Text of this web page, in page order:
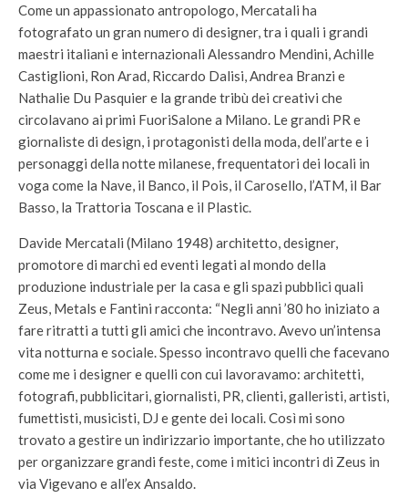
Come un appassionato antropologo, Mercatali ha
fotografato un gran numero di designer, tra i quali i grandi
maestri italiani e internazionali Alessandro Mendini, Achille
Castiglioni, Ron Arad, Riccardo Dalisi, Andrea Branzi e
Nathalie Du Pasquier e la grande tribù dei creativi che
circolavano ai primi FuoriSalone a Milano. Le grandi PR e
giornaliste di design, i protagonisti della moda, dell’arte e i
personaggi della notte milanese, frequentatori dei locali in
voga come la Nave, il Banco, il Pois, il Carosello, l’ATM, il Bar
Basso, la Trattoria Toscana e il Plastic.
Davide Mercatali (Milano 1948) architetto, designer,
promotore di marchi ed eventi legati al mondo della
produzione industriale per la casa e gli spazi pubblici quali
Zeus, Metals e Fantini racconta: “Negli anni ’80 ho iniziato a
fare ritratti a tutti gli amici che incontravo. Avevo un’intensa
vita notturna e sociale. Spesso incontravo quelli che facevano
come me i designer e quelli con cui lavoravamo: architetti,
fotografi, pubblicitari, giornalisti, PR, clienti, galleristi, artisti,
fumettisti, musicisti, DJ e gente dei locali. Così mi sono
trovato a gestire un indirizzario importante, che ho utilizzato
per organizzare grandi feste, come i mitici incontri di Zeus in
via Vigevano e all’ex Ansaldo.